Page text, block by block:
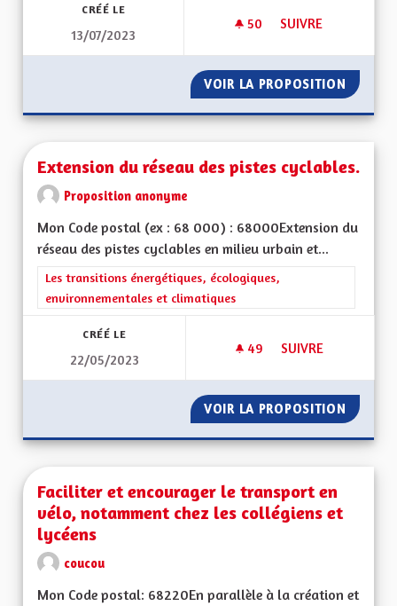
CRÉÉ LE
13/07/2023
50 50 ABONNÉS
SUIVRE
VOIR LA PROPOSITION
Extension du réseau des pistes cyclables.
Proposition anonyme
Mon Code postal (ex : 68 000) : 68000Extension du
réseau des pistes cyclables en milieu urbain et...
Filtrer les résultats de la catégorie : Les transitions
Les transitions énergétiques, écologiques,
environnementales et climatiques
CRÉÉ LE
22/05/2023
49 49 ABONNÉS
SUIVRE
VOIR LA PROPOSITION
Faciliter et encourager le transport en
vélo, notamment chez les collégiens et
lycéens
coucou
Mon Code postal: 68220En parallèle à la création et